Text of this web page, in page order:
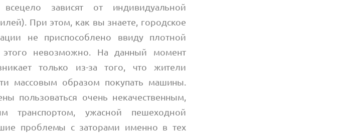
зависят от индивидуальной
При этом, как вы знаете, городское
не приспособлено ввиду плотной
этого невозможно. На данный момент
только из-за того, что жители
массовым образом покупать машины.
пользоваться очень некачественным,
транспортом, ужасной пешеходной
проблемы с заторами именно в тех